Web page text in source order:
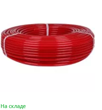
На складе